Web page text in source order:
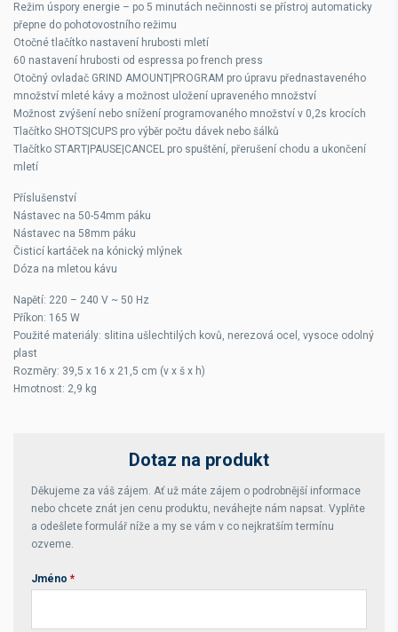
Režim úspory energie – po 5 minutách nečinnosti se přístroj automaticky
přepne do pohotovostního režimu
Otočné tlačítko nastavení hrubosti mletí
60 nastavení hrubosti od espressa po french press
Otočný ovladač GRIND AMOUNT|PROGRAM pro úpravu přednastaveného
množství mleté kávy a možnost uložení upraveného množství
Možnost zvýšení nebo snížení programovaného množství v 0,2s krocích
Tlačítko SHOTS|CUPS pro výběr počtu dávek nebo šálků
Tlačítko START|PAUSE|CANCEL pro spuštění, přerušení chodu a ukončení
mletí
Příslušenství
Nástavec na 50-54mm páku
Nástavec na 58mm páku
Čisticí kartáček na kónický mlýnek
Dóza na mletou kávu
Napětí: 220 – 240 V ~ 50 Hz
Příkon: 165 W
Použité materiály: slitina ušlechtilých kovů, nerezová ocel, vysoce odolný
plast
Rozměry: 39,5 x 16 x 21,5 cm (v x š x h)
Hmotnost: 2,9 kg
Dotaz na produkt
Děkujeme za váš zájem. Ať už máte zájem o podrobnější informace
nebo chcete znát jen cenu produktu, neváhejte nám napsat. Vyplňte
a odešlete formulář níže a my se vám v co nejkratším termínu
ozveme.
Jméno *